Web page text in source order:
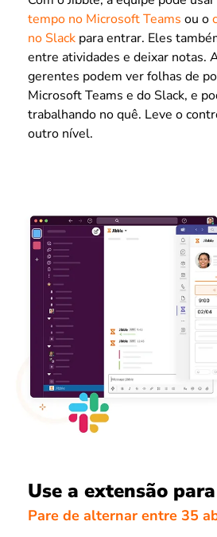
tempo no Microsoft Teams ou o
no Slack para entrar. Eles
entre atividades e deixar notas.
gerentes podem ver folhas de
Microsoft Teams e do Slack, e
trabalhando no quê. Leve o
outro nível.
Use a extensão
Pare de alternar entre 35